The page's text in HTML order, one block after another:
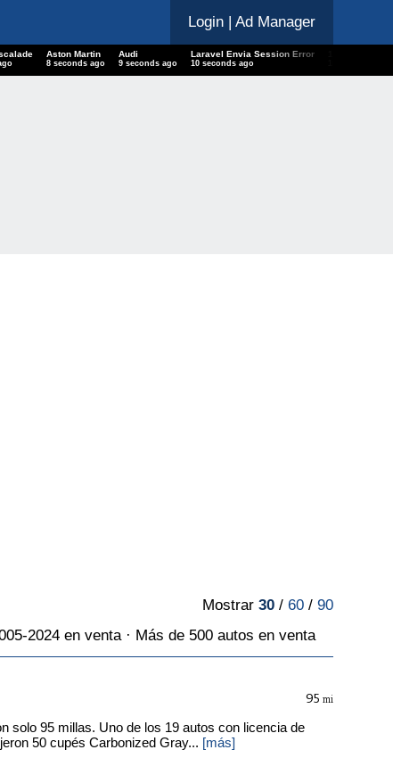
Login| Ad Manager
Aston Martin
9 seconds ago
Audi
10 seconds ago
Laravel Envia Session Error
11 seconds ago
Mostrar 30/ 60/ 90
2024 en venta · Más de 500 autos en venta
95 mi
solo 95 millas. Uno de los 19 autos con licencia de
50 cupés Carbonized Gray... [más]